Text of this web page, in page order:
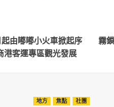
由嘟嘟小火車掀起序
港客運專區觀光發展
霧
地方 焦點 社團